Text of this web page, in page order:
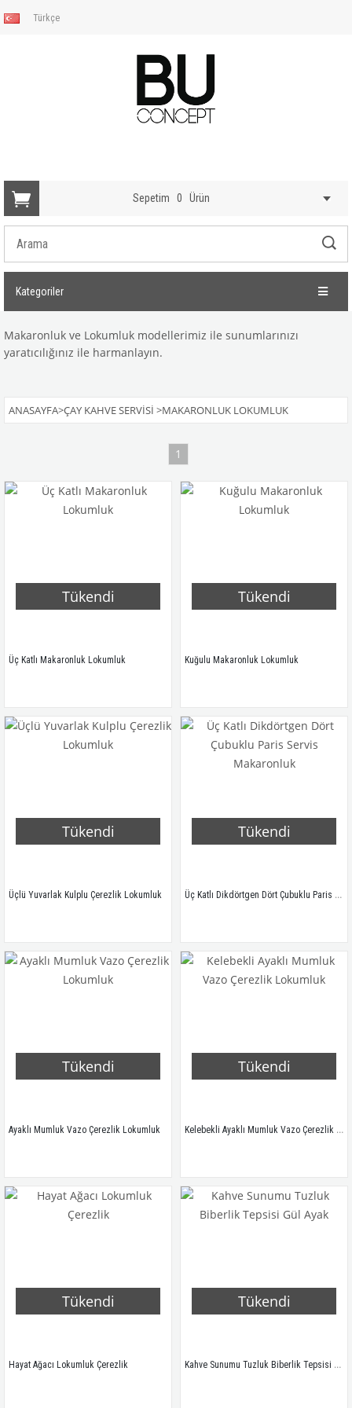
Türkçe
Sepetim 0 Ürün
Kategoriler
Makaronluk ve Lokumluk modellerimiz ile sunumlarınızı
yaratıcılığınız ile harmanlayın.
ANASAYFA>ÇAY KAHVE SERVISI >MAKARONLUK LOKUMLUK
1
Tükendi
Üç Katlı Makaronluk Lokumluk
Tükendi
Kuğulu Makaronluk Lokumluk
Tükendi
Üçlü Yuvarlak Kulplu Çerezlik Lokumluk
Tükendi
Üç Katlı Dikdörtgen Dört Çubuklu Paris Servis Makaronluk
Tükendi
Ayaklı Mumluk Vazo Çerezlik Lokumluk
Tükendi
Kelebekli Ayaklı Mumluk Vazo Çerezlik Lokumluk
Tükendi
Hayat Ağacı Lokumluk Çerezlik
Tükendi
Kahve Sunumu Tuzluk Biberlik Tepsisi Gül Ayak